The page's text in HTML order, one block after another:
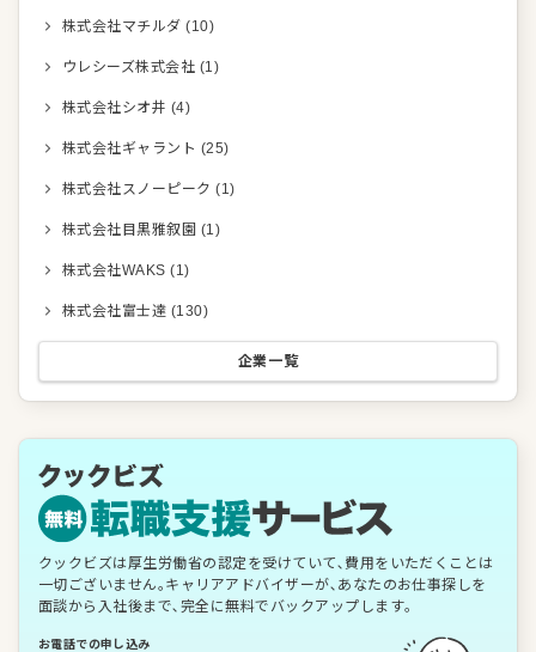
株式会社マチルダ (10)
ウレシーズ株式会社 (1)
株式会社シオ井 (4)
株式会社ギャラント (25)
株式会社スノーピーク (1)
株式会社目黒雅叙園 (1)
株式会社WAKS (1)
株式会社富士達 (130)
企業一覧
クックビズは厚生労働省の認定を受けていて､費用をいただくことは
一切ございません｡キャリアアドバイザーが､あなたのお仕事探しを
面談から入社後まで､完全に無料でバックアップします｡
お電話での申し込み